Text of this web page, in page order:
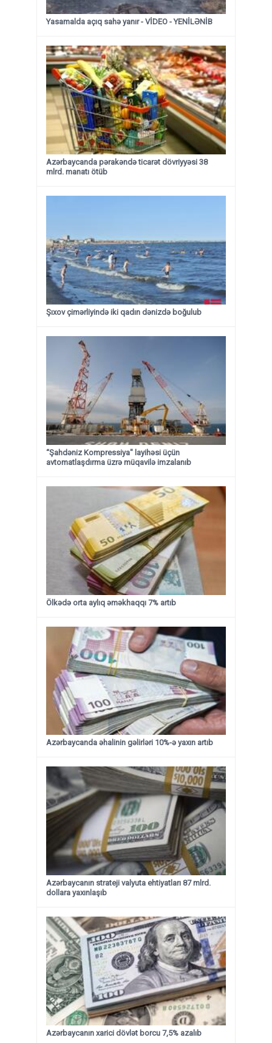
Yasamalda açıq sahə yanır - VİDEO - YENİLƏNİB
Azərbaycanda pərakəndə ticarət dövriyyəsi 38
mlrd. manatı ötüb
Şıxov çimərliyində iki qadın dənizdə boğulub
“Şahdəniz Kompressiya" layihəsi üçün
avtomatlaşdırma üzrə müqavilə imzalanıb
Ölkədə orta aylıq əməkhaqqı 7% artıb
Azərbaycanda əhalinin gəlirləri 10%-ə yaxın artıb
Azərbaycanın strateji valyuta ehtiyatları 87 mlrd.
dollara yaxınlaşıb
Azərbaycanın xarici dövlət borcu 7,5% azalıb